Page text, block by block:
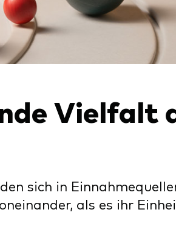
Vielfalt
sich in
als es ihr